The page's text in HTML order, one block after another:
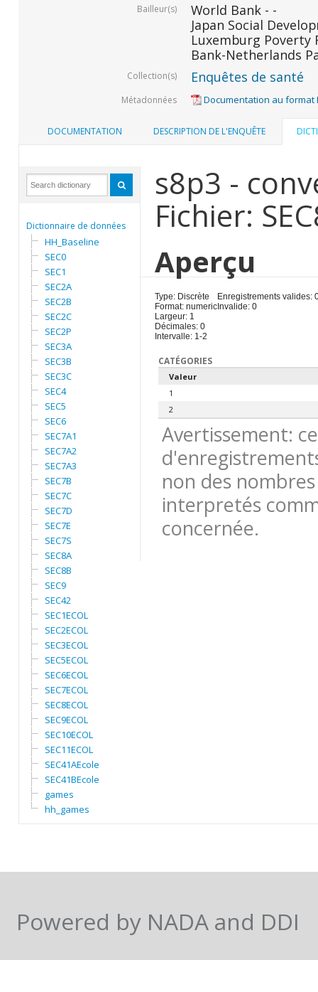
Bailleur(s)
World Bank - -
Japan Social
Luxemburg Poverty
Bank-Netherlands
Collection(s) Enquêtes de santé
Métadonnées Documentation au format
DOCUMENTATION DESCRIPTION DE L'ENQUÊTE
Dictionnaire de données
HH_Baseline
SEC0
SEC1
SEC2A
SEC2B
SEC2C
SEC2P
SEC3A
SEC3B
SEC3C
SEC4
SEC5
SEC6
SEC7A1
SEC7A2
SEC7A3
SEC7B
SEC7C
SEC7D
SEC7E
SEC7S
SEC8A
SEC8B
SEC9
SEC42
SEC1ECOL
SEC2ECOL
SEC3ECOL
SEC5ECOL
SEC6ECOL
SEC7ECOL
SEC8ECOL
SEC9ECOL
SEC10ECOL
SEC11ECOL
SEC41AEcole
SEC41BEcole
games
hh_games
s8p3 -
Fichier:
Aperçu
Type: Discrète
Format: numeric
Largeur: 1
Décimales: 0
Intervalle: 1-2
Enregistrements valides:
Invalide: 0
CATÉGORIES
Valeur
1
2
Avertissement:
non des
interpretés
concernée.
Powered by NADA and DDI